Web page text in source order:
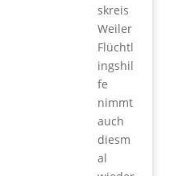
skreis
Weiler
Flüchtl
ingshil
fe
nimmt
auch
diesm
al